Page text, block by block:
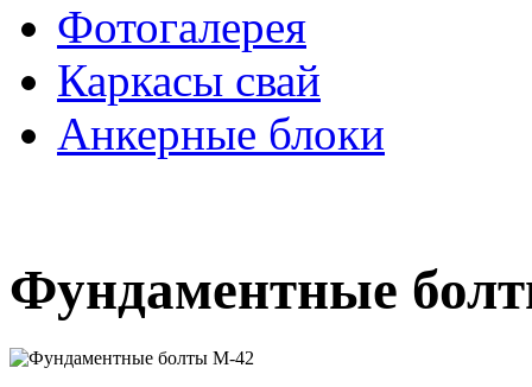
Фотогалерея
Каркасы свай
Анкерные блоки
Фундаментные